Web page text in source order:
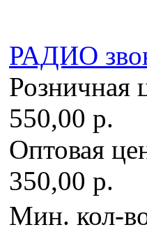
РАДИО
Розничная
550,00 р.
Оптовая
350,00 р.
Мин. кол-